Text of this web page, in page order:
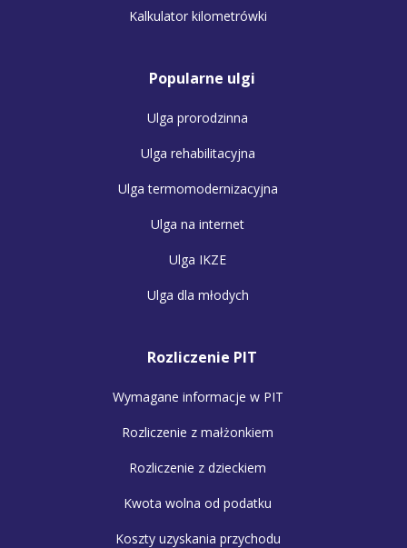
Kalkulator kilometrówki
Popularne ulgi
Ulga prorodzinna
Ulga rehabilitacyjna
Ulga termomodernizacyjna
Ulga na internet
Ulga IKZE
Ulga dla młodych
Rozliczenie PIT
Wymagane informacje w PIT
Rozliczenie z małżonkiem
Rozliczenie z dzieckiem
Kwota wolna od podatku
Koszty uzyskania przychodu